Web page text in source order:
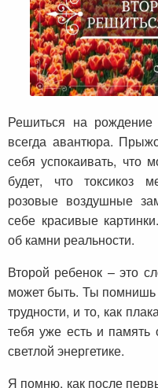
Решиться на
всегда авантюра.
себя успокаивать, что
будет, что токсикоз
розовые воздушные
себе красивые
об камни реальности.
Второй ребенок – это
может быть. Ты
трудности, и то, как
тебя уже есть и
светлой энергетике.
Я помню, как после